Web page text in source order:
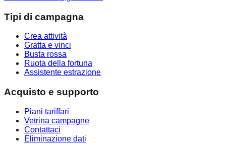
Tipi di campagna
Crea attività
Gratta e vinci
Busta rossa
Ruota della fortuna
Assistente estrazione
Acquisto e supporto
Piani tariffari
Vetrina campagne
Contattaci
Eliminazione dati